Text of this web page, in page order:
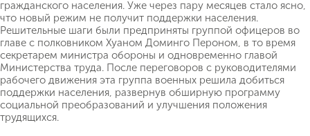
гражданского населения. Уже через пару месяцев стало ясно,
что новый режим не получит поддержки населения.
Решительные шаги были предприняты группой офицеров во
главе с полковником Хуаном Доминго Пероном, в то время
секретарем министра обороны и одновременно главой
Министерства труда. После переговоров с руководителями
рабочего движения эта группа военных решила добиться
поддержки населения, развернув обширную программу
социальной преобразований и улучшения положения
трудящихся.